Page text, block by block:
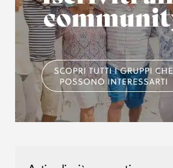
Utilizziamo i cookie per
annunci, per fornire funzionalità dei
analizzare il nostro traffico.
informazioni sul modo in cui utilizzi il
nostri partner che si occupano di
pubblicità e social media, i quali
con altre informazioni che hai fornito
raccolto dal tuo utilizzo dei loro